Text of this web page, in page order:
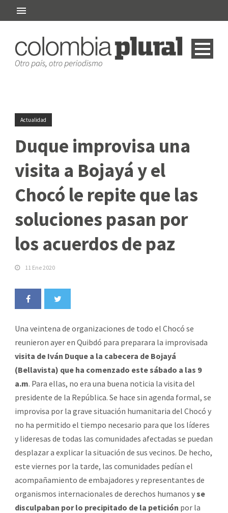
Actualidad
Duque improvisa una
visita a Bojayá y el
Chocó le repite que las
soluciones pasan por
los acuerdos de paz
11 Ene 2020
Una veintena de organizaciones de todo el Chocó se
reunieron ayer en Quibdó para preparara la improvisada
visita de Iván Duque a la cabecera de Bojayá
(Bellavista) que ha comenzado este sábado a las 9
a.m. Para ellas, no era una buena noticia la visita del
presidente de la República. Se hace sin agenda formal, se
improvisa por la grave situación humanitaria del Chocó y
no ha permitido el tiempo necesario para que los líderes
y lideresas de todas las comunidades afectadas se puedan
desplazar a explicar la situación de sus vecinos. De hecho,
este viernes por la tarde, las comunidades pedían el
acompañamiento de embajadores y representantes de
organismos internacionales de derechos humanos yse
disculpaban por lo precipitado de la petición por la